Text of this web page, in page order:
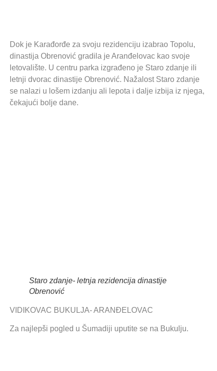
Dok je Karađorđe za svoju rezidenciju izabrao Topolu,
dinastija Obrenović gradila je Aranđelovac kao svoje
letovalište. U centru parka izgrađeno je Staro zdanje ili
letnji dvorac dinastije Obrenović. Nažalost Staro zdanje
se nalazi u lošem izdanju ali lepota i dalje izbija iz njega,
čekajući bolje dane.
Staro zdanje- letnja rezidencija dinastije
Obrenović
VIDIKOVAC BUKULJA- ARANĐELOVAC
Za najlepši pogled u Šumadiji uputite se na Bukulju.